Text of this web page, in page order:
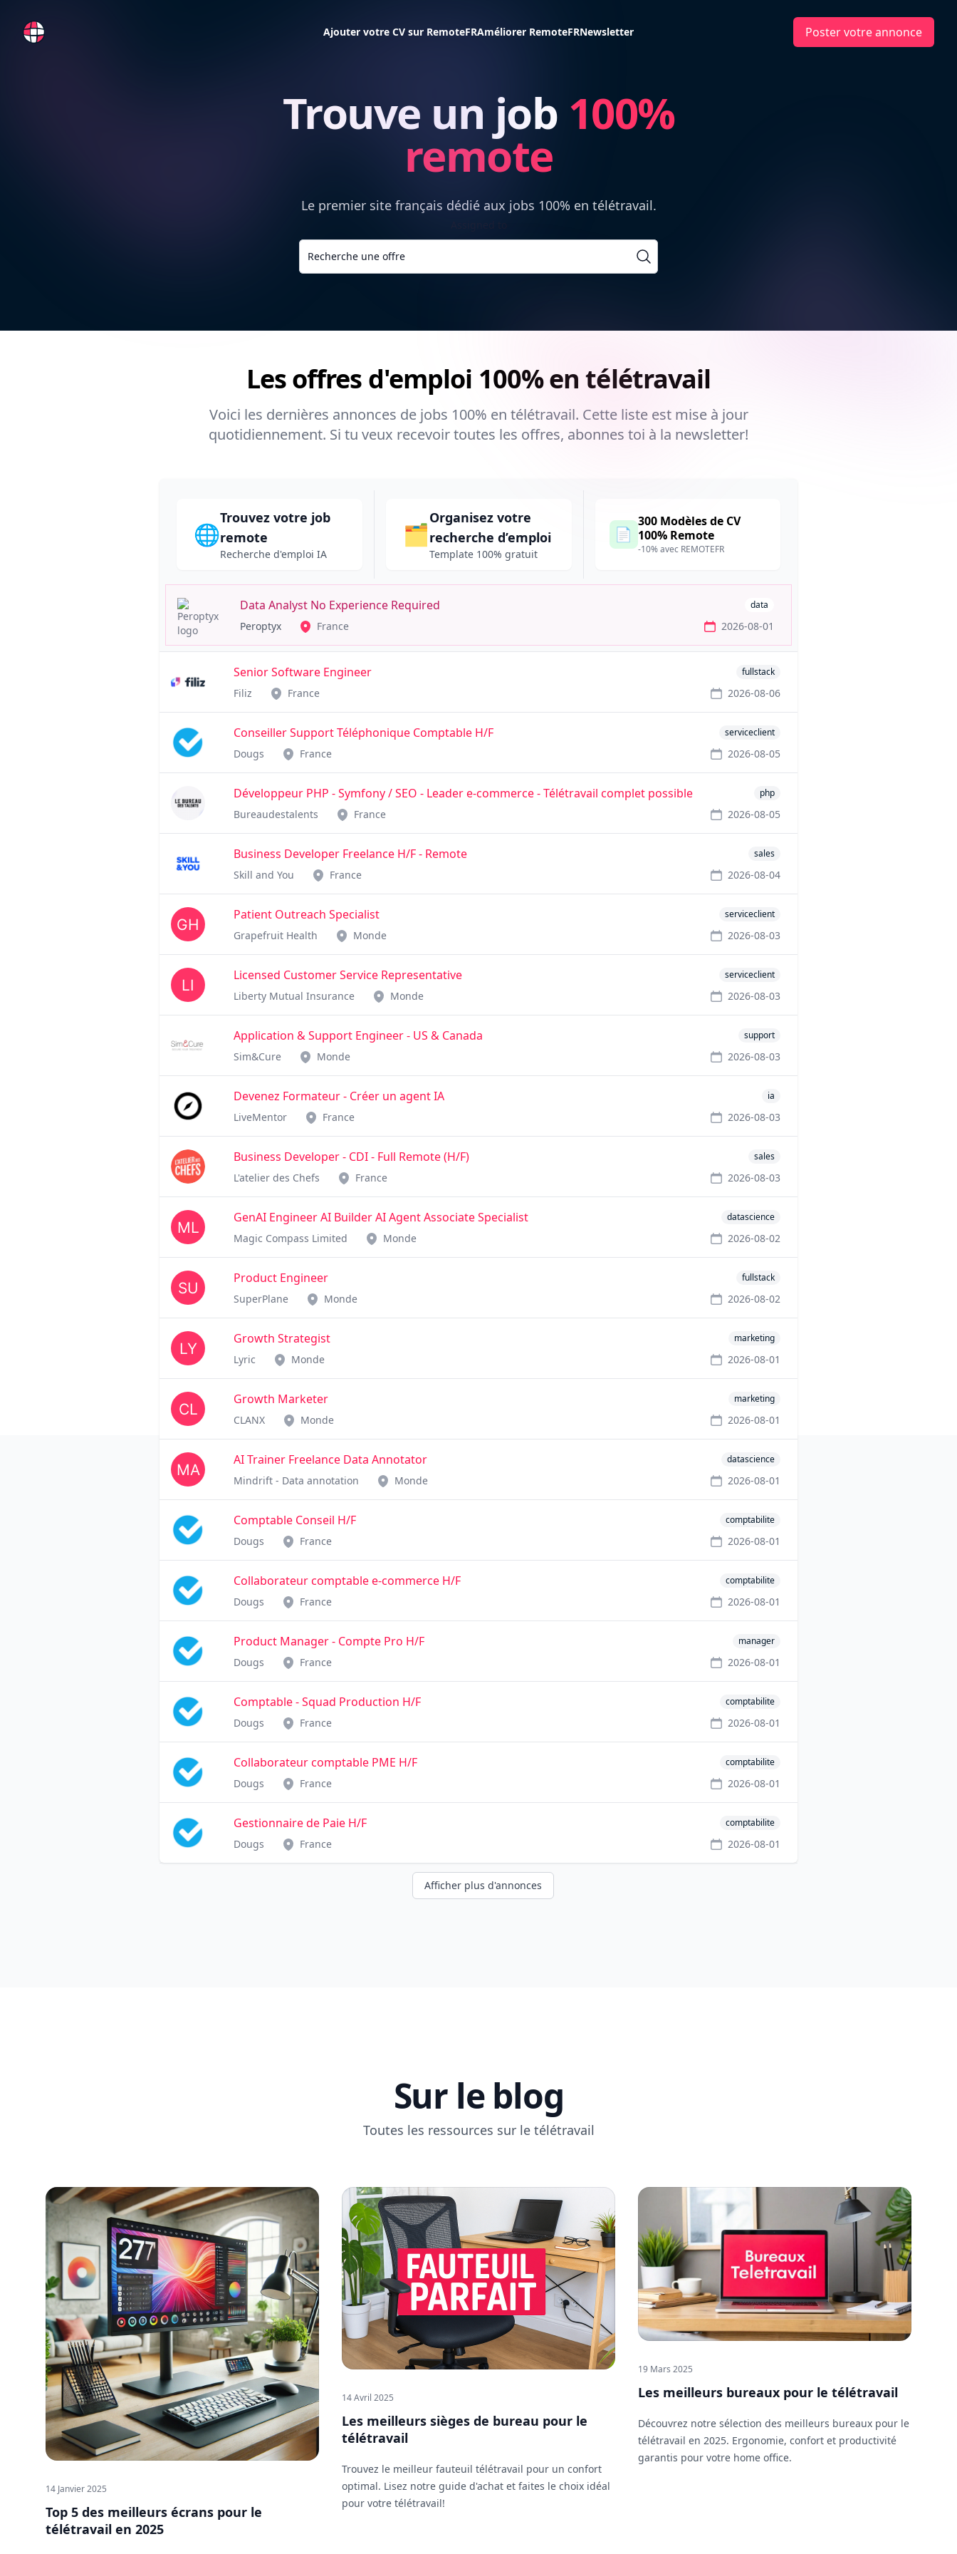
RemoteFR Ajouter votre CV sur RemoteFRAméliorer RemoteFRNewsletter Poster votre annonce
Trouve un job 100%
remote
Le premier site français dédié aux jobs 100% en télétravail.
Recherche une offre
Les offres d'emploi 100% en télétravail
Voici les dernières annonces de jobs 100% en télétravail. Cette liste est mise à jour
quotidiennement. Si tu veux recevoir toutes les offres, abonnes toi à la newsletter!
🌐
Trouvez votre job
remote
Recherche d'emploi IA
🗂️
Organisez votre
recherche d’emploi
Template 100% gratuit
📄
300 Modèles de CV
100% Remote
-10% avec REMOTEFR
Data Analyst No Experience Required data
Peroptyx France 2026-08-01
Senior Software Engineer fullstack
Filiz France 2026-08-06
Conseiller Support Téléphonique Comptable H/F serviceclient
Dougs France 2026-08-05
Développeur PHP - Symfony / SEO - Leader e-commerce - Télétravail complet possible php
Bureaudestalents France 2026-08-05
Business Developer Freelance H/F - Remote sales
Skill and You France 2026-08-04
Patient Outreach Specialist serviceclient
Grapefruit Health Monde 2026-08-03
Licensed Customer Service Representative serviceclient
Liberty Mutual Insurance Monde 2026-08-03
Application & Support Engineer - US & Canada support
Sim&Cure Monde 2026-08-03
Devenez Formateur - Créer un agent IA ia
LiveMentor France 2026-08-03
Business Developer - CDI - Full Remote (H/F) sales
L'atelier des Chefs France 2026-08-03
GenAI Engineer AI Builder AI Agent Associate Specialist datascience
Magic Compass Limited Monde 2026-08-02
Product Engineer fullstack
SuperPlane Monde 2026-08-02
Growth Strategist marketing
Lyric Monde 2026-08-01
Growth Marketer marketing
CLANX Monde 2026-08-01
AI Trainer Freelance Data Annotator datascience
Mindrift - Data annotation Monde 2026-08-01
Comptable Conseil H/F comptabilite
Dougs France 2026-08-01
Collaborateur comptable e-commerce H/F comptabilite
Dougs France 2026-08-01
Product Manager - Compte Pro H/F manager
Dougs France 2026-08-01
Comptable - Squad Production H/F comptabilite
Dougs France 2026-08-01
Collaborateur comptable PME H/F comptabilite
Dougs France 2026-08-01
Gestionnaire de Paie H/F comptabilite
Dougs France 2026-08-01
Afficher plus d'annonces
Sur le blog
Toutes les ressources sur le télétravail
14 Janvier 2025
Top 5 des meilleurs écrans pour le
télétravail en 2025
14 Avril 2025
Les meilleurs sièges de bureau pour le
télétravail
Trouvez le meilleur fauteuil télétravail pour un confort
optimal. Lisez notre guide d'achat et faites le choix idéal
pour votre télétravail!
19 Mars 2025
Les meilleurs bureaux pour le télétravail
Découvrez notre sélection des meilleurs bureaux pour le
télétravail en 2025. Ergonomie, confort et productivité
garantis pour votre home office.